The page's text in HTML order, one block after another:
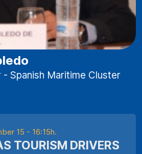
Spanish Maritime Cluster
15 - 16:15h.
TOURISM DRIVERS